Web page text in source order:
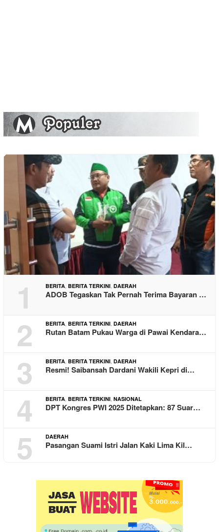
1 BERITA BERITA TERKINI DAERAH
ADOB Tegaskan Tak Pernah Terima Bayaran …
2 BERITA BERITA TERKINI DAERAH
Rutan Batam Pukau Warga di Pawai Kendara…
3 BERITA BERITA TERKINI DAERAH
Resmi! Saibansah Dardani Wakili Kepri di…
4 BERITA BERITA TERKINI NASIONAL
DPT Kongres PWI 2025 Ditetapkan: 87 Suar…
5 DAERAH
Pasangan Suami Istri Jalan Kaki Lima Kil…